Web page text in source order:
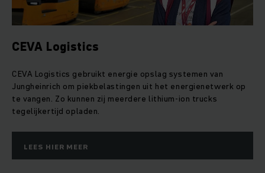
CEVA Logistics
CEVA Logistics gebruikt energie opslag systemen van
Jungheinrich om piekbelastingen uit het energienetwerk op
te vangen. Zo kunnen zij meerdere lithium-ion trucks
tegelijkertijd opladen.
LEES HIER MEER